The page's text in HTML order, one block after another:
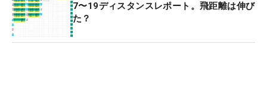
て科学的に教えていくほうが今の選手には理解しや
すい。渋野日向子さんは青木翔さんと出会い、スイ
ングを変えて成果が現れた。科学的な分析と身体的
7〜19ディスタンスレポート。飛距離は伸び
た？